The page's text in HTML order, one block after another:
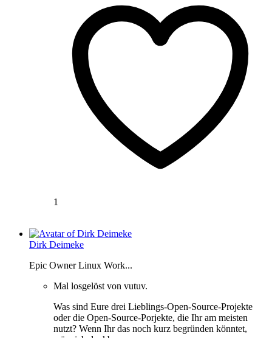
1
Dirk Deimeke
Epic Owner Linux Work...
Mal losgelöst von vutuv.
Was sind Eure drei Lieblings-Open-Source-Projekte
oder die Open-Source-Porjekte, die Ihr am meisten
nutzt? Wenn Ihr das noch kurz begründen könntet,